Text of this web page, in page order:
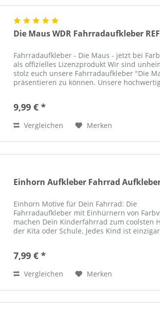
Die Maus WDR Fahrradaufkleber
Fahrradaufkleber - Die Maus - jetzt bei
als offizielles Lizenzprodukt Wir sind
stolz euch unsere Fahrradaufkleber "Die
präsentieren zu können. Unsere
9,99 € *
Vergleichen Merken
Einhorn Aufkleber Fahrrad
Einhorn Motive für Dein Fahrrad: Die
Fahrradaufkleber mit Einhürnern von
machen Dein Kinderfahrrad zum coolsten
der Kita oder Schule. Jedes Kind ist
7,99 € *
Vergleichen Merken